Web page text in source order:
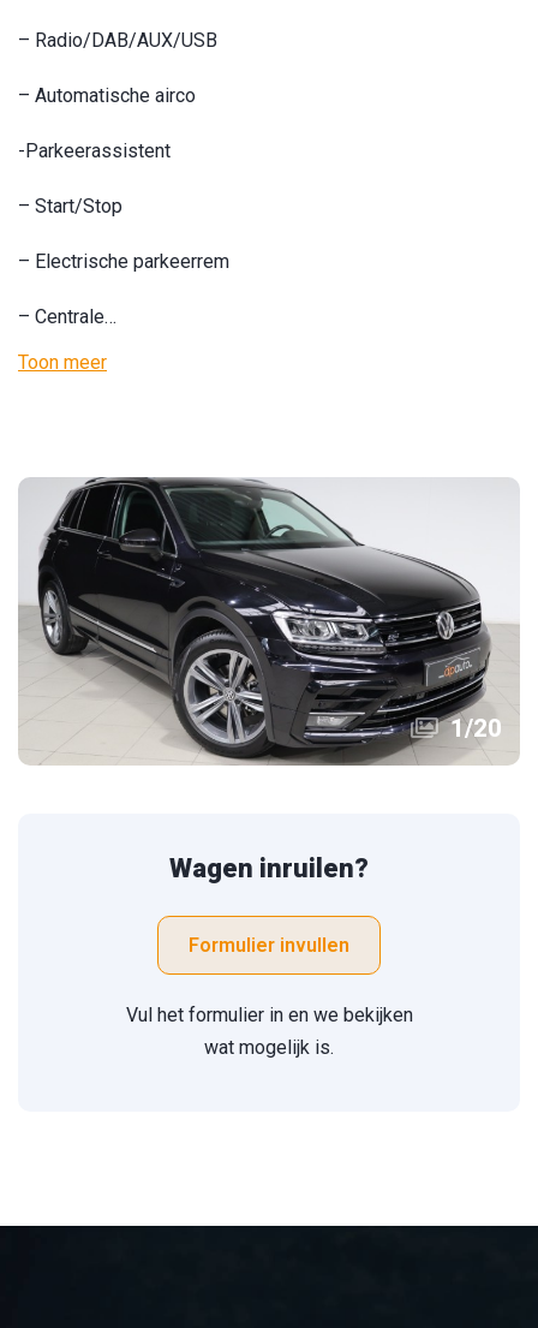
– Radio/DAB/AUX/USB
– Automatische airco
-Parkeerassistent
– Start/Stop
– Electrische parkeerrem
– Centrale…
Toon meer
1/20
Wagen inruilen?
Formulier invullen
Vul het formulier in en we bekijken
wat mogelijk is.